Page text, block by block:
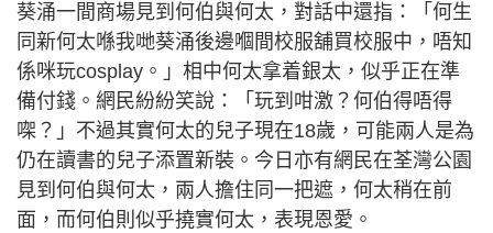
葵涌一間商場見到何伯與何太，對話中還指：「何生
同新何太喺我哋葵涌後邊嗰間校服舖買校服中，唔知
係咪玩cosplay。」相中何太拿着銀太，似乎正在準
備付錢。網民紛紛笑說：「玩到咁激？何伯得唔得
㗎？」不過其實何太的兒子現在18歲，可能兩人是為
仍在讀書的兒子添置新裝。今日亦有網民在荃灣公園
見到何伯與何太，兩人擔住同一把遮，何太稍在前
面，而何伯則似乎撓實何太，表現恩愛。